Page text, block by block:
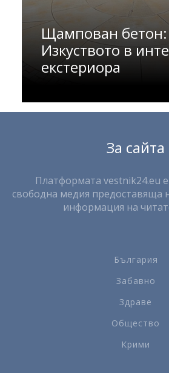
Щампован бетон:
Изкуството в
екстериора
За сайта
Платформата vestnik24.eu
свободна медия предоставяща
информация на
България
Забавно
Здраве
Общество
Крими